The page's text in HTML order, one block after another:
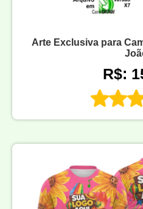
Arte Exclusiva para
R$: